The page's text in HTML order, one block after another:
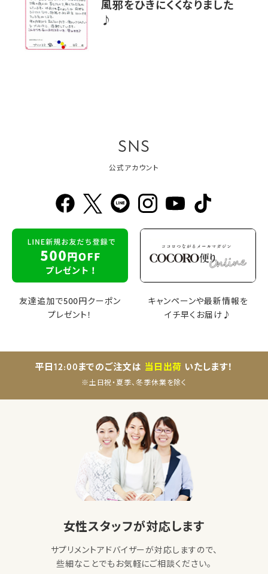
風邪をひきにくくなりました
♪
SNS
公式アカウント
友達追加で500円クーポン
プレゼント！
キャンペーンや最新情報を
イチ早くお届け♪
平日12:00までのご注文は 当日出荷 いたします！
※土日祝・夏季、冬季休業を除く
女性スタッフが対応します
サプリメントアドバイザーが対応しますので、
些細なことでもお気軽にご相談ください。